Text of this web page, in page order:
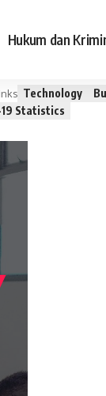
Hukum dan
Technology
19 Statistics